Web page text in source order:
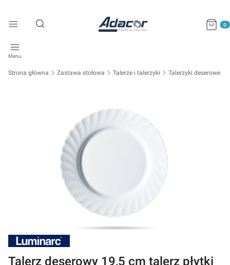
Otwórz wyszukiwarkę
Menu
Strona główna Zastawa stołowa Talerze i talerzyki Talerzyki deserowe
Talerz deserowy 19,5 cm talerz płytki